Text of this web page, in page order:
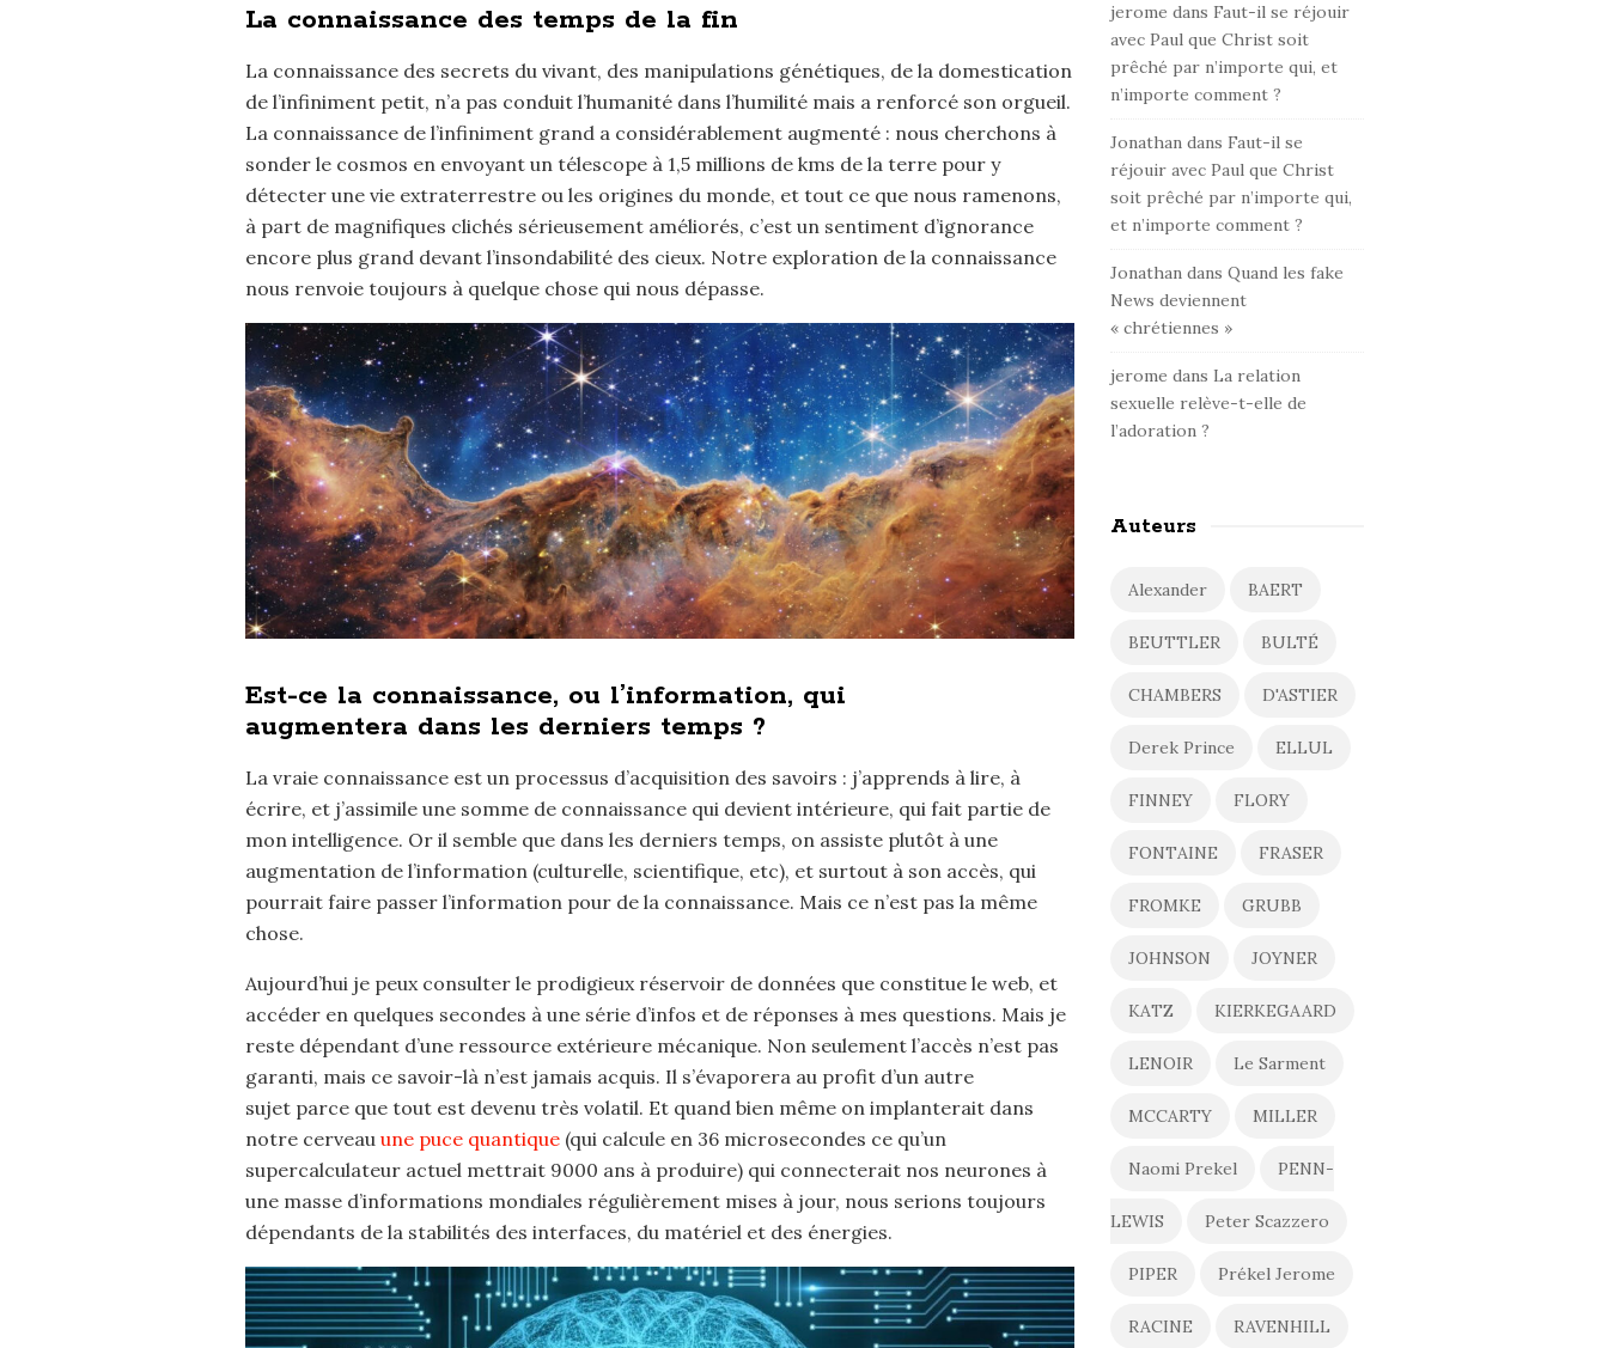
La connaissance des temps de la fin
La connaissance des secrets du vivant, des manipulations génétiques, de la domestication
de l’infiniment petit, n’a pas conduit l’humanité dans l’humilité mais a renforcé son orgueil.
La connaissance de l’infiniment grand a considérablement augmenté : nous cherchons à
sonder le cosmos en envoyant un télescope à 1,5 millions de kms de la terre pour y
détecter une vie extraterrestre ou les origines du monde, et tout ce que nous ramenons,
à part de magnifiques clichés sérieusement améliorés, c’est un sentiment d’ignorance
encore plus grand devant l’insondabilité des cieux. Notre exploration de la connaissance
nous renvoie toujours à quelque chose qui nous dépasse.
Est-ce la connaissance, ou l’information, qui
augmentera dans les derniers temps ?
La vraie connaissance est un processus d’acquisition des savoirs : j’apprends à lire, à
écrire, et j’assimile une somme de connaissance qui devient intérieure, qui fait partie de
mon intelligence. Or il semble que dans les derniers temps, on assiste plutôt à une
augmentation de l’information (culturelle, scientifique, etc), et surtout à son accès, qui
pourrait faire passer l’information pour de la connaissance. Mais ce n’est pas la même
chose.
Aujourd’hui je peux consulter le prodigieux réservoir de données que constitue le web, et
accéder en quelques secondes à une série d’infos et de réponses à mes questions. Mais je
reste dépendant d’une ressource extérieure mécanique. Non seulement l’accès n’est pas
garanti, mais ce savoir-là n’est jamais acquis. Il s’évaporera au profit d’un autre
sujet parce que tout est devenu très volatil. Et quand bien même on implanterait dans
notre cerveau une puce quantique(qui calcule en 36 microsecondes ce qu’un
supercalculateur actuel mettrait 9000 ans à produire) qui connecterait nos neurones à
une masse d’informations mondiales régulièrement mises à jour, nous serions toujours
dépendants de la stabilités des interfaces, du matériel et des énergies.
jerome dans Faut-il se réjouir
avec Paul que Christ soit
prêché par n’importe qui, et
n’importe comment ?
Jonathan dans Faut-il se
réjouir avec Paul que Christ
soit prêché par n’importe qui,
et n’importe comment ?
Jonathan dansQuand les fake
News deviennent
« chrétiennes »
jerome dans La relation
sexuelle relève-t-elle de
l’adoration ?
Auteurs
Alexander BAERT
BEUTTLER BULTÉ
CHAMBERS D'ASTIER
Derek Prince ELLUL
FINNEY FLORY
FONTAINE FRASER
FROMKE GRUBB
JOHNSON JOYNER
KATZ KIERKEGAARD
LENOIR Le Sarment
MCCARTY MILLER
Naomi Prekel PENN-
LEWIS Peter Scazzero
PIPER Prékel Jerome
RACINE RAVENHILL